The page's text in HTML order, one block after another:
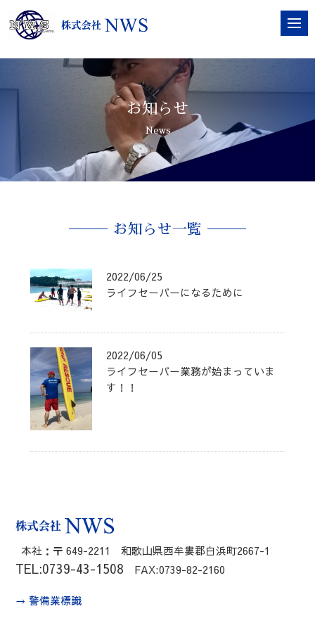
お知らせ
News
お知らせ一覧
2022/06/25
ライフセーバーになるために
2022/06/05
ライフセーバー業務が始まっていま
す！！
本社：〒 649-2211 和歌山県西牟婁郡白浜町2667-1
TEL:0739-43-1508 FAX:0739-82-2160
→ 警備業標識